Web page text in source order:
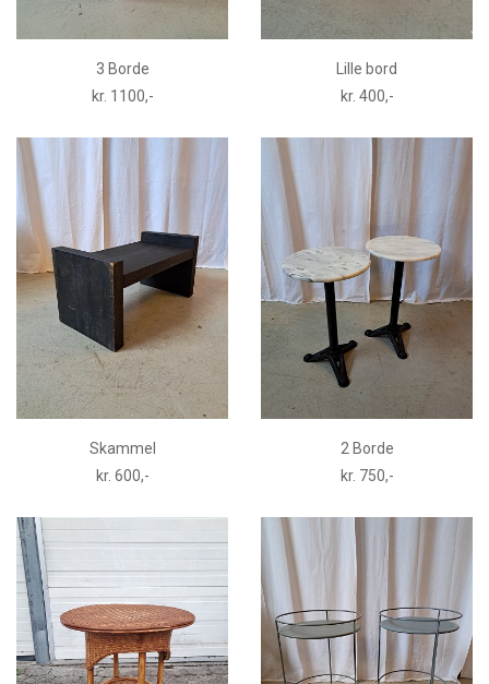
3 Borde
kr. 1100,-
Lille bord
kr. 400,-
Skammel
kr. 600,-
2 Borde
kr. 750,-